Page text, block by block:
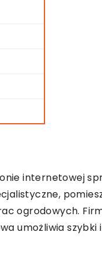
internetowej
ogrodowych.
umożliwia